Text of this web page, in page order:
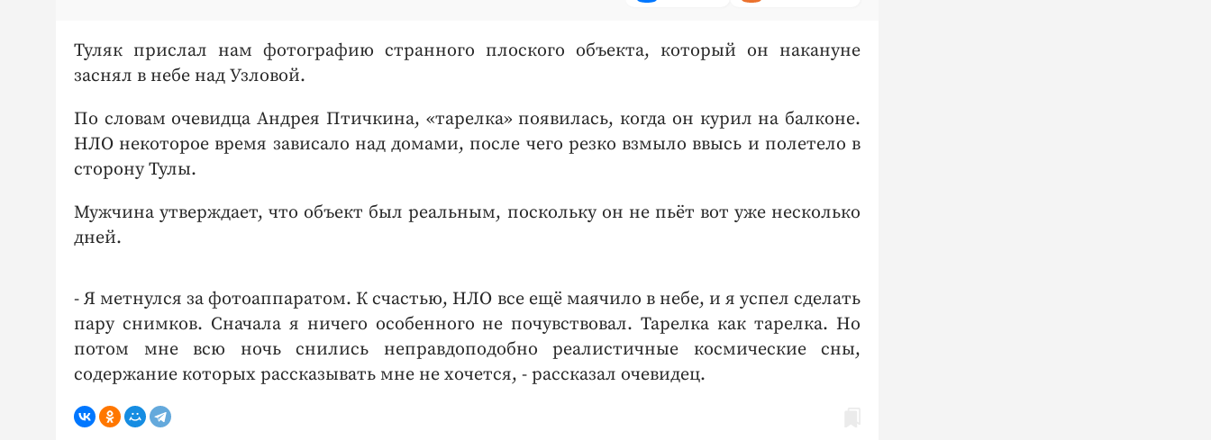
Туляк прислал нам фотографию странного плоского объекта, который он накануне
заснял в небе над Узловой.
По словам очевидца Андрея Птичкина, «тарелка» появилась, когда он курил на балконе.
НЛО некоторое время зависало над домами, после чего резко взмыло ввысь и полетело в
сторону Тулы.
Мужчина утверждает, что объект был реальным, поскольку он не пьёт вот уже несколько
дней.
- Я метнулся за фотоаппаратом. К счастью, НЛО все ещё маячило в небе, и я успел сделать
пару снимков. Сначала я ничего особенного не почувствовал. Тарелка как тарелка. Но
потом мне всю ночь снились неправдоподобно реалистичные космические сны,
содержание которых рассказывать мне не хочется, - рассказал очевидец.